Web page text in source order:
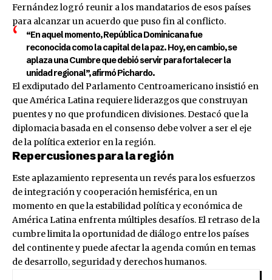
Fernández logró reunir a los mandatarios de esos países
para alcanzar un acuerdo que puso fin al conflicto.
“En aquel momento, República Dominicana fue
reconocida como la capital de la paz. Hoy, en cambio, se
aplaza una Cumbre que debió servir para fortalecer la
unidad regional”, afirmó Pichardo.
El exdiputado del Parlamento Centroamericano insistió en
que América Latina requiere liderazgos que construyan
puentes y no que profundicen divisiones. Destacó que la
diplomacia basada en el consenso debe volver a ser el eje
de la política exterior en la región.
Repercusiones para la región
Este aplazamiento representa un revés para los esfuerzos
de integración y cooperación hemisférica, en un
momento en que la estabilidad política y económica de
América Latina enfrenta múltiples desafíos. El retraso de la
cumbre limita la oportunidad de diálogo entre los países
del continente y puede afectar la agenda común en temas
de desarrollo, seguridad y derechos humanos.